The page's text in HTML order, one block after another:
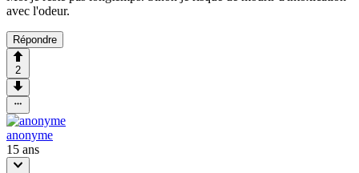
avec l'odeur.
Répondre
2
anonyme
15 ans